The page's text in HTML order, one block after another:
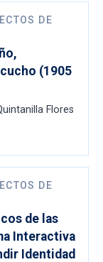
DE
(1905
Flores
DE
de las
Interactiva
Identidad